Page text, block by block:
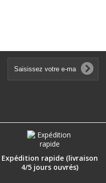
Expédition rapide (livraison
4/5 jours ouvrés)